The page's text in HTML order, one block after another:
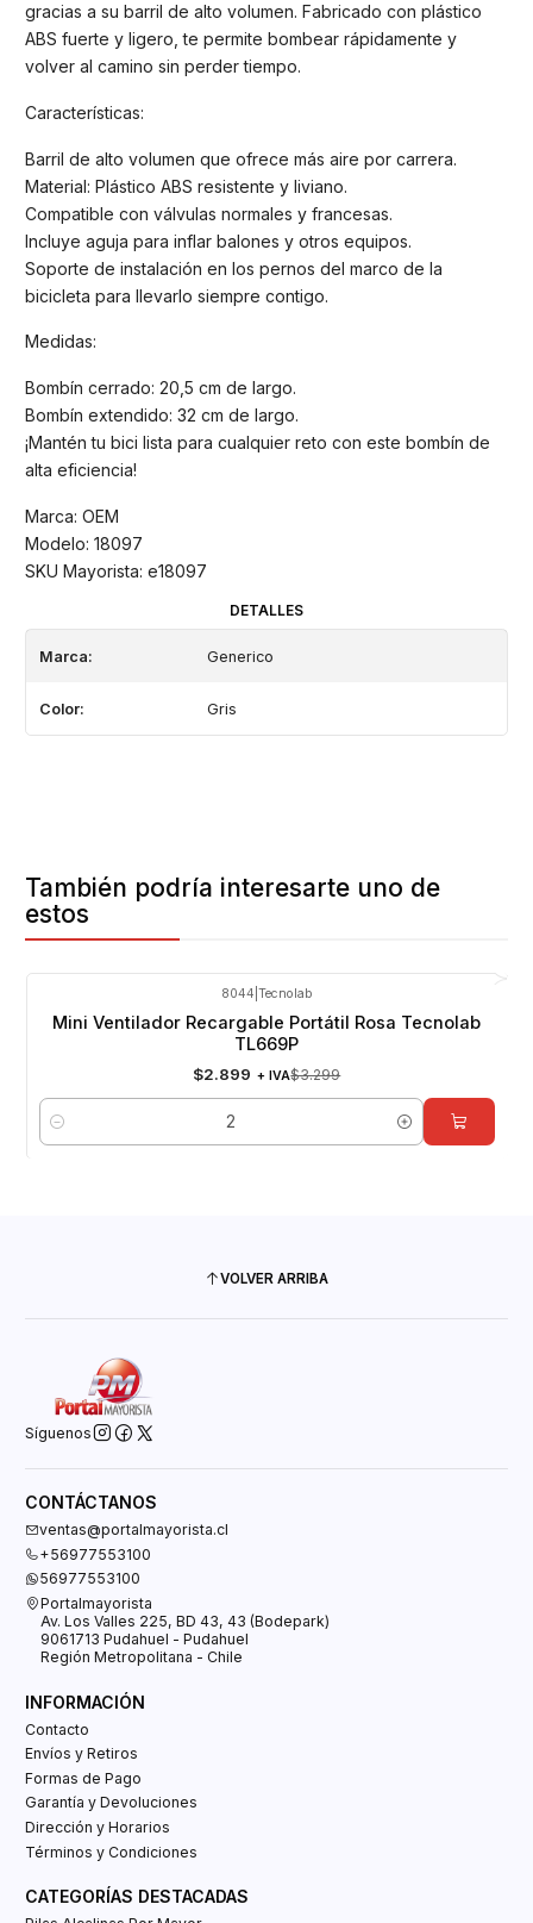
gracias a su barril de alto volumen. Fabricado con plástico
ABS fuerte y ligero, te permite bombear rápidamente y
volver al camino sin perder tiempo.
Características:
Barril de alto volumen que ofrece más aire por carrera.
Material: Plástico ABS resistente y liviano.
Compatible con válvulas normales y francesas.
Incluye aguja para inflar balones y otros equipos.
Soporte de instalación en los pernos del marco de la
bicicleta para llevarlo siempre contigo.
Medidas:
Bombín cerrado: 20,5 cm de largo.
Bombín extendido: 32 cm de largo.
¡Mantén tu bici lista para cualquier reto con este bombín de
alta eficiencia!
Marca: OEM
Modelo: 18097
SKU Mayorista: e18097
DETALLES
Marca: Generico
Color: Gris
También podría interesarte uno de
estos
8044 Tecnolab
Mini Ventilador Recargable Portátil Rosa Tecnolab
TL669P
$2.899 + IVA$3.299
Cantidad
VOLVER ARRIBA
Síguenos
CONTÁCTANOS
ventas@portalmayorista.cl
+56977553100
56977553100
Portalmayorista
Av. Los Valles 225, BD 43, 43 (Bodepark)
9061713 Pudahuel - Pudahuel
Región Metropolitana - Chile
INFORMACIÓN
Contacto
Envíos y Retiros
Formas de Pago
Garantía y Devoluciones
Dirección y Horarios
Términos y Condiciones
CATEGORÍAS DESTACADAS